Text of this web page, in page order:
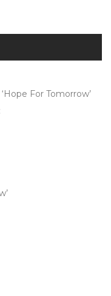
For Tomorrow’